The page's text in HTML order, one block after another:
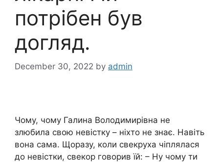
потрібен був
догляд.
December 30, 2022 by admin
Чому, чому Галина Володимирівна не
злюбила свою невістку – ніхто не знає. Навіть
вона сама. Щоразу, коли свекруха чіплялася
до невістки, свекор говорив їй: – Ну чому ти